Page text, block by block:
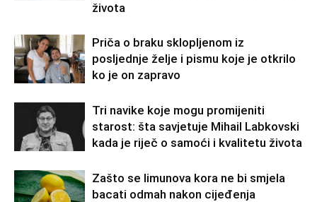
života
Priča o braku sklopljenom iz
posljednje želje i pismu koje je otkrilo
ko je on zapravo
Tri navike koje mogu promijeniti
starost: šta savjetuje Mihail Labkovski
kada je riječ o samoći i kvalitetu života
Zašto se limunova kora ne bi smjela
bacati odmah nakon cijeđenja